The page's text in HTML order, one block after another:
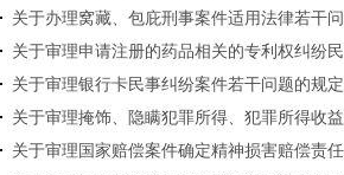
关于审理银行卡民事纠纷案件若干问题的规定